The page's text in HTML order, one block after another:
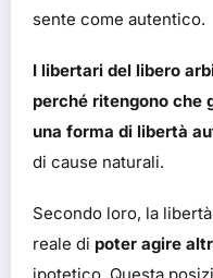
sente come autentico.
I libertari del libero
perché ritengono che
una forma di libertà
di cause naturali.
Secondo loro, la
reale di poter agire